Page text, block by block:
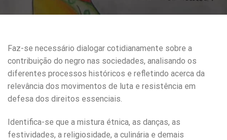
Faz-se necessário dialogar cotidianamente sobre a
contribuição do negro nas sociedades, analisando os
diferentes processos históricos e refletindo acerca da
relevância dos movimentos de luta e resistência em
defesa dos direitos essenciais.
Identifica-se que a mistura étnica, as danças, as
festividades, a religiosidade, a culinária e demais